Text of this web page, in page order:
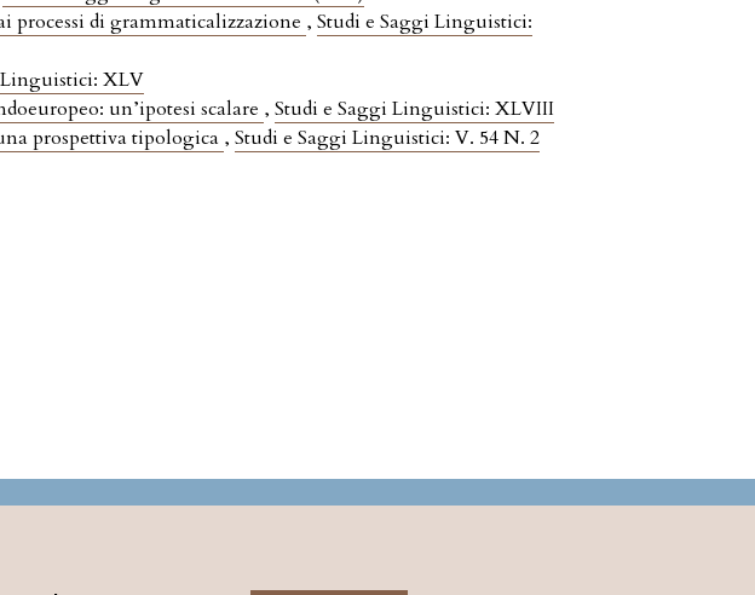
processi di grammaticalizzazione ,Studi e Saggi Linguistici:
Linguistici: XLV
un’ipotesi scalare ,Studi e Saggi Linguistici: XLVIII
prospettiva tipologica ,Studi e Saggi Linguistici: V. 54 N. 2